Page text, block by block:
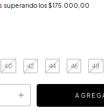
superando los $175.000,00
40 42 44 46 48